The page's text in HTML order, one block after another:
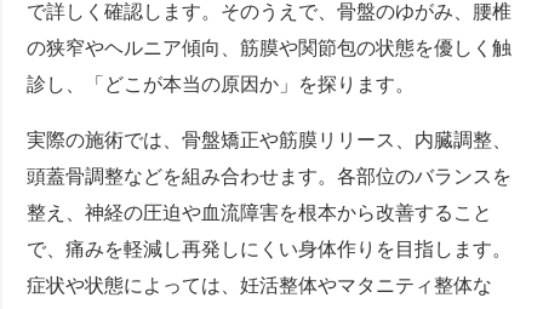
で詳しく確認します。そのうえで、骨盤のゆがみ、腰椎
の狭窄やヘルニア傾向、筋膜や関節包の状態を優しく触
診し、「どこが本当の原因か」を探ります。
実際の施術では、骨盤矯正や筋膜リリース、内臓調整、
頭蓋骨調整などを組み合わせます。各部位のバランスを
整え、神経の圧迫や血流障害を根本から改善すること
で、痛みを軽減し再発しにくい身体作りを目指します。
症状や状態によっては、妊活整体やマタニティ整体な